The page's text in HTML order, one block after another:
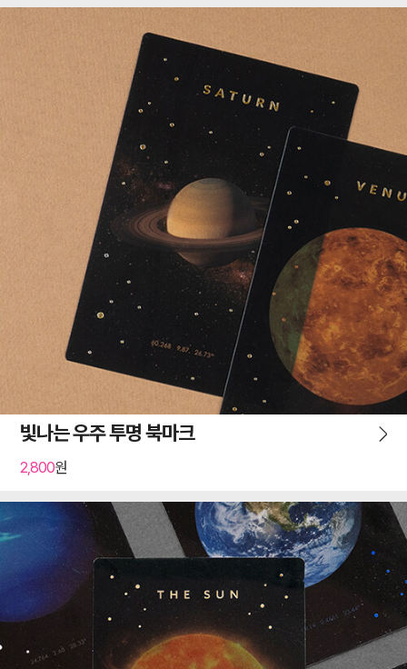
빛나는 우주 투명 북마크
2,800원